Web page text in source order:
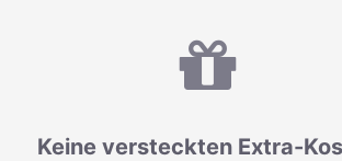
Keine versteckten Extra-